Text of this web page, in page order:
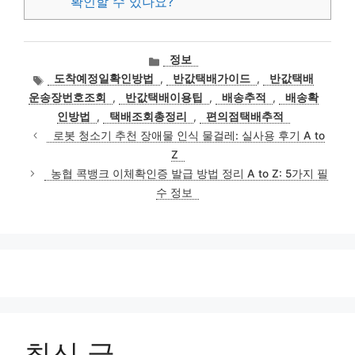
카
테
고
리
정보
태
그
도착예정일확인방법 , 반값택배가이드 ,
반값택배
운송장번호조회
, 반값택배이용팁 , 배송추적 ,
배송확
인방법
, 택배조회총정리 ,
편의점택배추적
로봇 청소기 추천 장애물 인식 물걸레: 실사용 후기 A to
Z
농협 콕뱅크 이체확인증 발급 방법 정리 A to Z: 5가지 필
수 정보